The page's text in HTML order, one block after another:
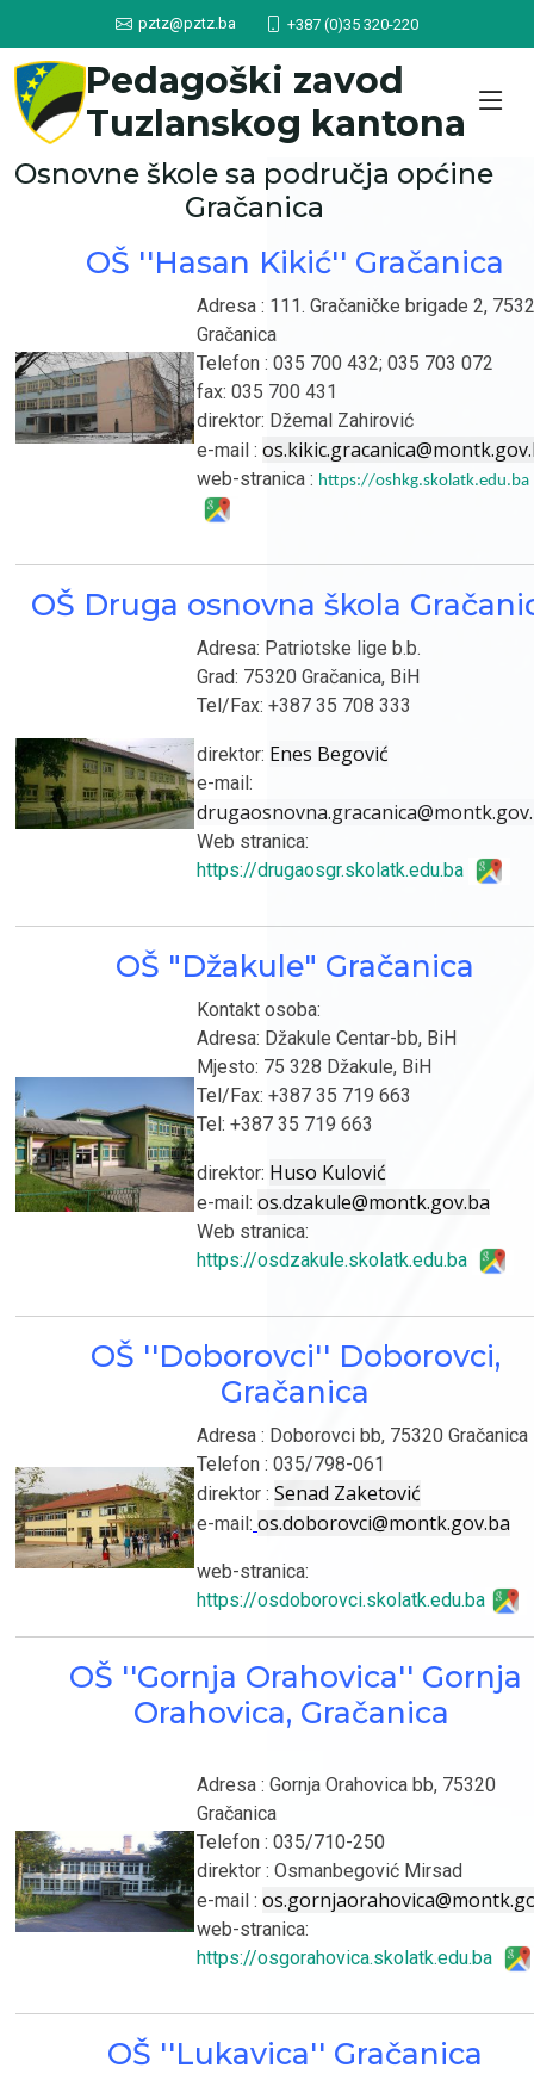
pztz@pztz.ba +387 (0)35 320-220
Pedagoški zavod
Tuzlanskog kantona
Osnovne škole sa područja općine
Gračanica
OŠ ''Hasan Kikić'' Gračanica
Adresa : 111. Gračaničke brigade 2,
Gračanica
Telefon : 035 700 432; 035 703 072
fax: 035 700 431
direktor: Džemal Zahirović
e-mail :
web-stranica : https://oshkg.skolatk.edu.ba
OŠ Druga osnovna škola
Adresa: Patriotske lige b.b.
Grad: 75320 Gračanica, BiH
Tel/Fax: +387 35 708 333
direktor: Enes Begović
e-mail:
Web stranica:
https://drugaosgr.skolatk.edu.ba
OŠ "Džakule" Gračanica
Kontakt osoba:
Adresa: Džakule Centar-bb, BiH
Mjesto: 75 328 Džakule, BiH
Tel/Fax: +387 35 719 663
Tel: +387 35 719 663
direktor: Huso Kulović
e-mail: os.dzakule@montk.gov.ba
Web stranica:
https://osdzakule.skolatk.edu.ba
OŠ ''Doborovci'' Doborovci,
Gračanica
Adresa : Doborovci bb, 75320 Gračanica
Telefon : 035/798-061
direktor : Senad Zaketović
e-mail: os.doborovci@montk.gov.ba
web-stranica:
https://osdoborovci.skolatk.edu.ba
OŠ ''Gornja Orahovica'' Gornja
Orahovica, Gračanica
Adresa : Gornja Orahovica bb, 75320
Gračanica
Telefon : 035/710-250
direktor : Osmanbegović Mirsad
e-mail :
web-stranica:
https://osgorahovica.skolatk.edu.ba
OŠ ''Lukavica'' Gračanica